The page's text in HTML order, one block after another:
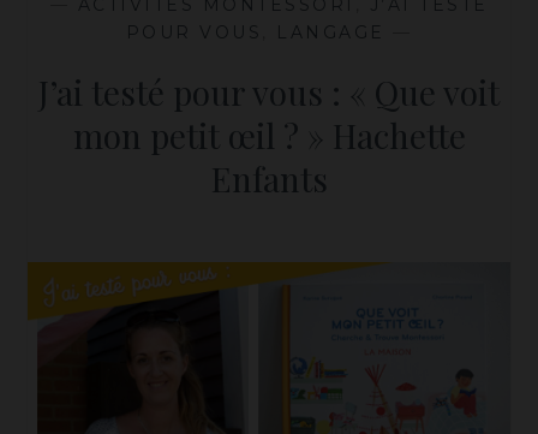
ACTIVITÉS MONTESSORI
J’AI TESTÉ
POUR VOUS
LANGAGE
J’ai testé pour vous : « Que voit
mon petit œil ? » Hachette
Enfants